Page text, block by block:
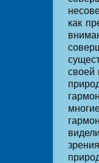
как
своей